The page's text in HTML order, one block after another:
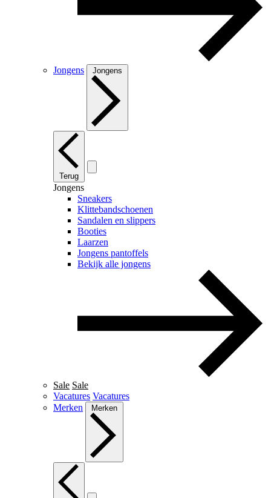
Jongens Jongens
Terug
Jongens
Sneakers
Klittebandschoenen
Sandalen en slippers
Booties
Laarzen
Jongens pantoffels
Bekijk alle jongens
Sale Sale
Vacatures Vacatures
Merken
Merken